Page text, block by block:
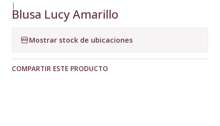
|
Blusa Lucy Amarillo
Mostrar stock de ubicaciones
COMPARTIR ESTE PRODUCTO